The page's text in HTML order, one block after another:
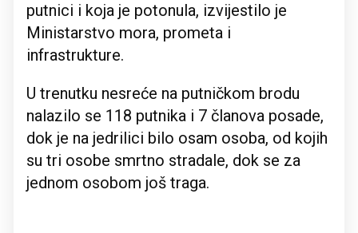
putnici i koja je potonula, izvijestilo je
Ministarstvo mora, prometa i
infrastrukture.
U trenutku nesreće na putničkom brodu
nalazilo se 118 putnika i 7 članova posade,
dok je na jedrilici bilo osam osoba, od kojih
su tri osobe smrtno stradale, dok se za
jednom osobom još traga.